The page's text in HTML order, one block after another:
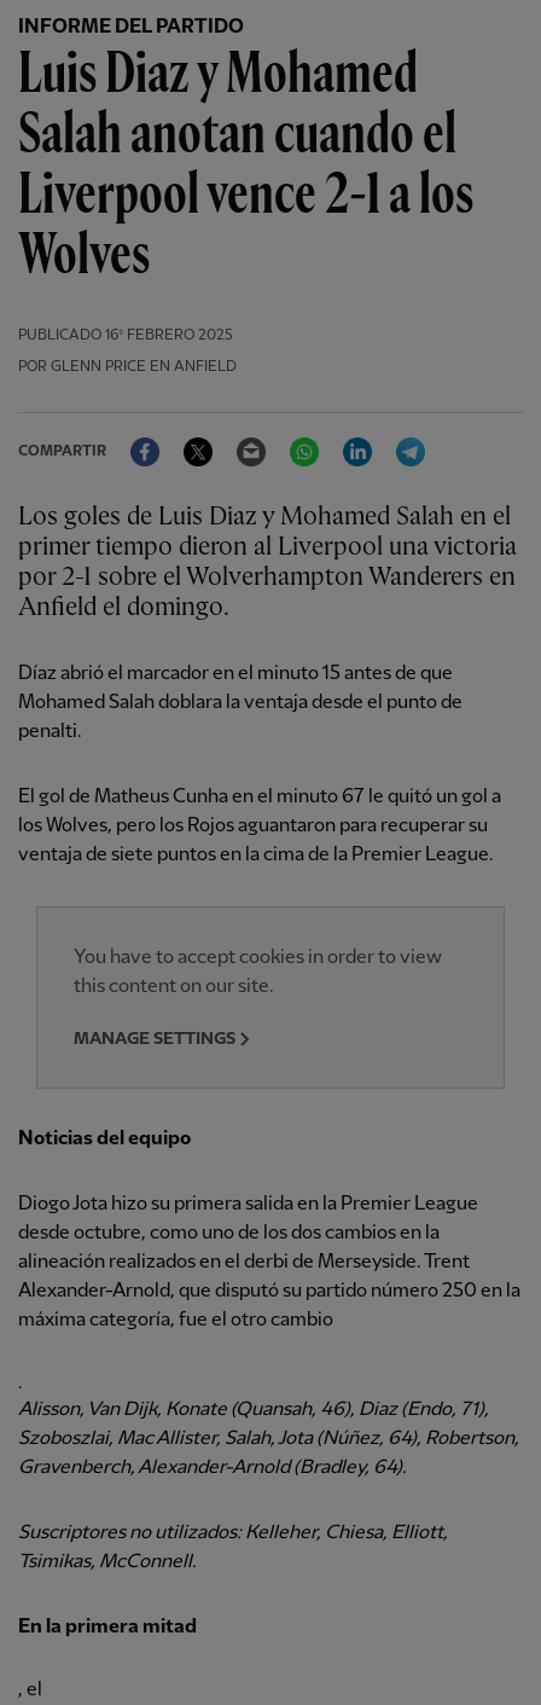
INFORME DEL PARTIDO
Luis Diaz y Mohamed
Salah anotan cuando el
Liverpool vence 2-1 a los
Wolves
PUBLICADO 16º FEBRERO 2025
POR GLENN PRICE EN ANFIELD
COMPARTIR
FacebookTwitter Email WhatsAppLinkedIn
Los goles de Luis Diaz y Mohamed Salah en el
primer tiempo dieron al Liverpool una victoria
por 2-1 sobre el Wolverhampton Wanderers en
Anfield el domingo.
Díaz abrió el marcador en el minuto 15 antes de que
Mohamed Salah doblara la ventaja desde el punto de
penalti.
El gol de Matheus Cunha en el minuto 67 le quitó un gol a
los Wolves, pero los Rojos aguantaron para recuperar su
ventaja de siete puntos en la cima de la Premier League.
You have to accept cookies in order to view
this content on our site.
MANAGE SETTINGS
Noticias del equipo
Diogo Jota hizo su primera salida en la Premier League
desde octubre, como uno de los dos cambios en la
alineación realizados en el derbi de Merseyside. Trent
Alexander-Arnold, que disputó su partido número 250 en la
máxima categoría, fue el otro cambio
.
Alisson, Van Dijk, Konate (Quansah, 46), Diaz (Endo, 71),
Szoboszlai, Mac Allister, Salah, Jota (Núñez, 64), Robertson,
Gravenberch, Alexander-Arnold (Bradley, 64).
Suscriptores no utilizados: Kelleher, Chiesa, Elliott,
Tsimikas, McConnell.
En la primera mitad
, el